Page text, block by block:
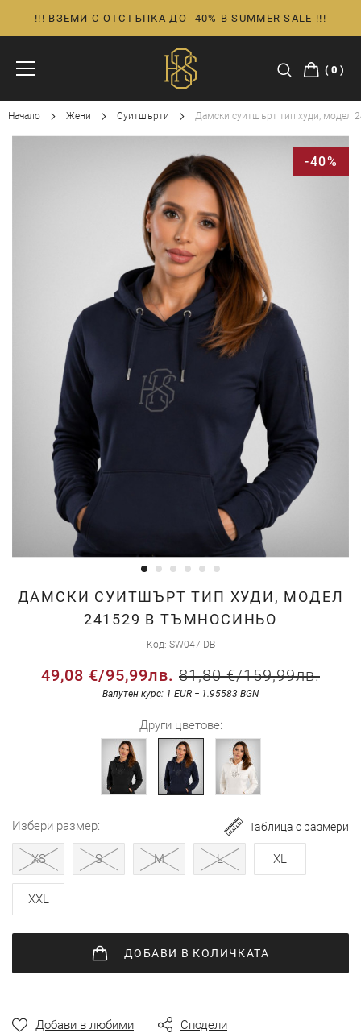
Прескачане
към
съдържанието
!!! ВЗЕМИ С ОТСТЪПКА ДО -40% В SUMMER SALE !!!
0
Начало Жени Суитшърти Дамски суитшърт тип худи, модел
ДАМСКИ СУИТШЪРТ ТИП ХУДИ, МОДЕЛ
241529 В ТЪМНОСИНЬО
Код SW047-DB
49,08 €/95,99лв. 81,80 €/159,99лв.
Валутен курс: 1 EUR = 1.95583 BGN
Други цветове:
избери размер
XS S M L XL
XXL
Таблица с размери
ДОБАВИ В КОЛИЧКАТА
Добави в любими Сподели
-40%
Преминете
галерия